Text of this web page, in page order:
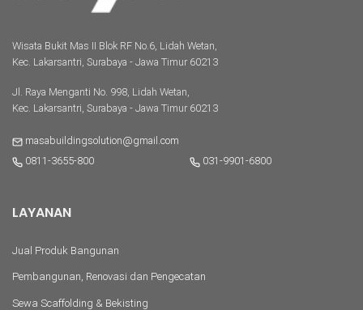
Wisata Bukit Mas II Blok RF No.6, Lidah Wetan,
Kec. Lakarsantri, Surabaya - Jawa Timur 60213
Jl. Raya Menganti No. 998, Lidah Wetan,
Kec. Lakarsantri, Surabaya - Jawa Timur 60213
masabuildingsolution@gmail.com
0811-3655-800
031-9901-6800
LAYANAN
Jual Produk Bangunan
Pembangunan, Renovasi dan Pengecatan
Sewa Scaffolding & Bekisting